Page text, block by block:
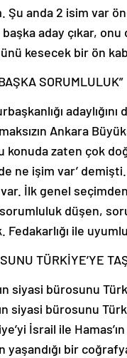
anda 2 isim var
aday çıkar,
kesecek bir ön
SORUMLULUK”
Ankara
konuda zaten çok
ne işim var’
İlk genel
düşen,
ile
TÜRKİYE’YE
siyasi bürosunu
siyasi bürosunu
İsrail ile
yaşandığı bir